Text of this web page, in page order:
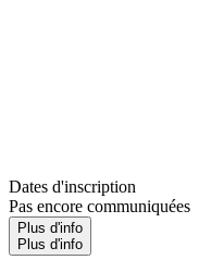
Dates d'inscription
Pas encore communiquées
Plus d'info
Plus d'info